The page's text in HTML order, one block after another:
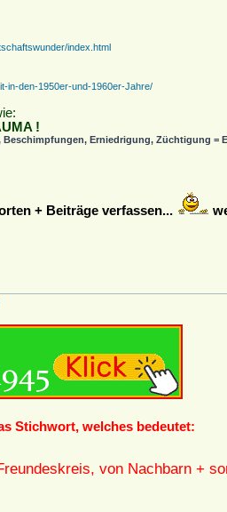
index.html
in-den-1950er-und-1960er-Jahre/
!
Erniedrigung, Züchtigung =
+ Beiträge verfassen...
Stichwort, welches bedeutet:
von Nachbarn +